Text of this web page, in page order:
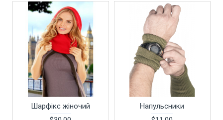
Шарфікс жіночий
Напульсники